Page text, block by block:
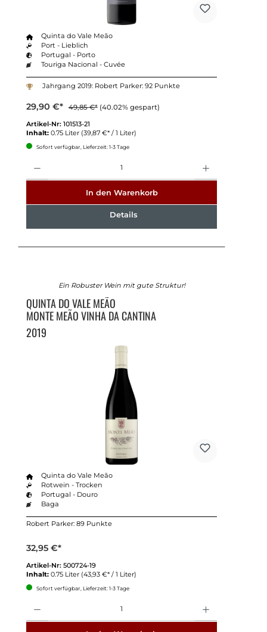
Quinta do Vale Meão
Port - Lieblich
Portugal - Porto
Touriga Nacional - Cuvée
Jahrgang 2019: Robert Parker: 92 Punkte
29,90 €* 49,85 €* (40.02% gespart)
Artikel-Nr: 101513-21
Inhalt: 0.75 Liter (39,87 €* / 1 Liter)
Sofort verfügbar, Lieferzeit: 1-3 Tage
In den Warenkorb
Details
Ein Robuster Wein mit gute Struktur!
QUINTA DO VALE MEÃO
MONTE MEÃO VINHA DA CANTINA
2019
Quinta do Vale Meão
Rotwein - Trocken
Portugal - Douro
Baga
Robert Parker: 89 Punkte
32,95 €*
Artikel-Nr: 500724-19
Inhalt: 0.75 Liter (43,93 €* / 1 Liter)
Sofort verfügbar, Lieferzeit: 1-3 Tage